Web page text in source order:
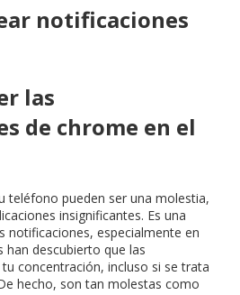
notificaciones
las
de chrome en el
teléfono pueden ser una molestia,
insignificantes. Es una
notificaciones, especialmente en
descubierto que las
concentración, incluso si se trata
hecho, son tan molestas como